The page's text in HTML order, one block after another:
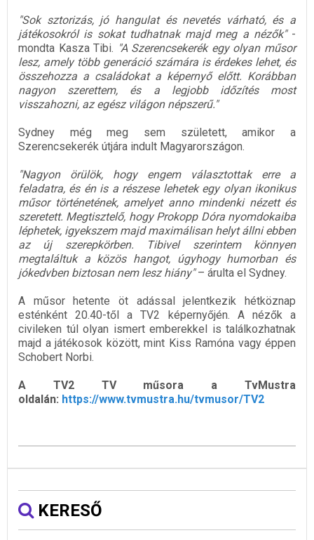
"Sok sztorizás, jó hangulat és nevetés várható, és a
játékosokról is sokat tudhatnak majd meg a nézők"-
mondta Kasza Tibi. "A Szerencsekerék egy olyan műsor
lesz, amely több generáció számára is érdekes lehet, és
összehozza a családokat a képernyő előtt. Korábban
nagyon szerettem, és a legjobb időzítés most
visszahozni, az egész világon népszerű."
Sydney még meg sem született, amikor a
Szerencsekerék útjára indult Magyarországon.
"Nagyon örülök, hogy engem választottak erre a
feladatra, és én is a részese lehetek egy olyan ikonikus
műsor történetének, amelyet anno mindenki nézett és
szeretett. Megtisztelő, hogy Prokopp Dóra nyomdokaiba
léphetek, igyekszem majd maximálisan helyt állni ebben
az új szerepkörben. Tibivel szerintem könnyen
megtaláltuk a közös hangot, úgyhogy humorban és
jókedvben biztosan nem lesz hiány"– árulta el Sydney.
A műsor hetente öt adással jelentkezik hétköznap
esténként 20.40-től a TV2 képernyőjén. A nézők a
civileken túl olyan ismert emberekkel is találkozhatnak
majd a játékosok között, mint Kiss Ramóna vagy éppen
Schobert Norbi.
A TV2 TV műsora a TvMustra
oldalán: https://www.tvmustra.hu/tvmusor/TV2
KERESŐ